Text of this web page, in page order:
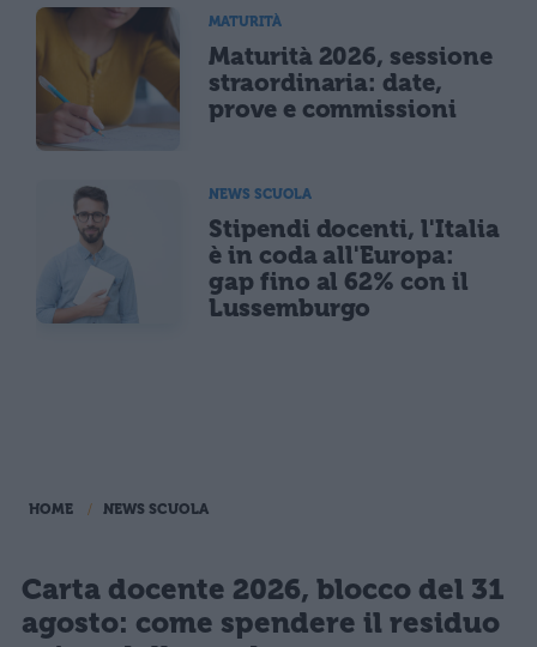
MATURITÀ
Maturità 2026, sessione
straordinaria: date,
prove e commissioni
NEWS SCUOLA
Stipendi docenti, l'Italia
è in coda all'Europa:
gap fino al 62% con il
Lussemburgo
HOME NEWS SCUOLA
Carta docente 2026, blocco del 31
agosto: come spendere il residuo